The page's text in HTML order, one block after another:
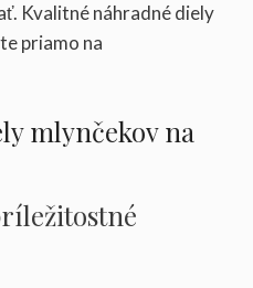
Kvalitné náhradné diely
priamo na
mlynčekov na